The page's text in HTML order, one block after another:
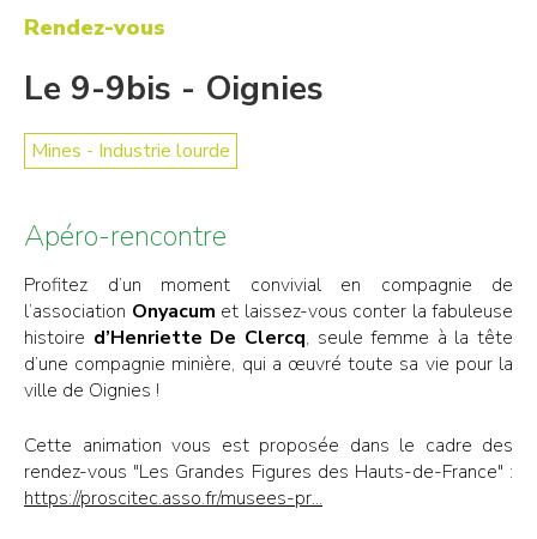
Rendez-vous
Le 9-9bis - Oignies
Mines - Industrie lourde
Apéro-rencontre
Profitez d’un moment convivial en compagnie de
l’association Onyacum et laissez-vous conter la fabuleuse
histoire d’Henriette De Clercq, seule femme à la tête
d’une compagnie minière, qui a œuvré toute sa vie pour la
ville de Oignies !
Cette animation vous est proposée dans le cadre des
rendez-vous "Les Grandes Figures des Hauts-de-France" :
https://proscitec.asso.fr/musees-pr...